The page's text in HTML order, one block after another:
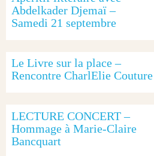
Abdelkader Djemaï –
Samedi 21 septembre
Le Livre sur la place –
Rencontre CharlElie Couture
LECTURE CONCERT –
Hommage à Marie-Claire
Bancquart